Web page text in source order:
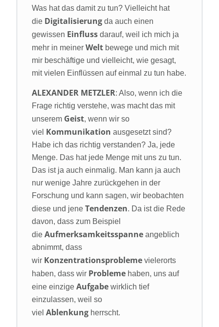
Was hat das damit zu tun? Vielleicht hat
die Digitalisierungda auch einen
gewissen Einflussdarauf, weil ich mich ja
mehr in meiner Weltbewege und mich mit
mir beschäftige und vielleicht, wie gesagt,
mit vielen Einflüssen auf einmal zu tun habe.
ALEXANDER METZLER: Also, wenn ich die
Frage richtig verstehe, was macht das mit
unserem Geist, wenn wir so
viel Kommunikation ausgesetzt sind?
Habe ich das richtig verstanden? Ja, jede
Menge. Das hat jede Menge mit uns zu tun.
Das ist ja auch einmalig. Man kann ja auch
nur wenige Jahre zurückgehen in der
Forschung und kann sagen, wir beobachten
diese und jene Tendenzen. Da ist die Rede
davon, dass zum Beispiel
die Aufmerksamkeitsspanneangeblich
abnimmt, dass
wir Konzentrationsproblemevielerorts
haben, dass wir Problemehaben, uns auf
eine einzige Aufgabe wirklich tief
einzulassen, weil so
viel Ablenkungherrscht.